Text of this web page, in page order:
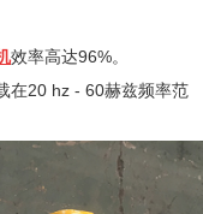
效率高达96%。
在20 hz - 60赫兹频率范